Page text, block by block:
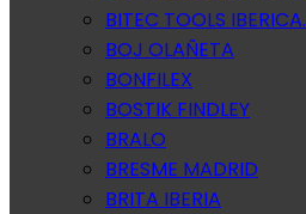
BITEC TOOLS IBERICA.
BOJ OLAÑETA
BONFILEX
BOSTIK FINDLEY
BRALO
BRESME MADRID
BRITA IBERIA